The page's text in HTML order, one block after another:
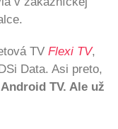
TV Flexi TV,
Data. Asi preto,
TV. Ale už